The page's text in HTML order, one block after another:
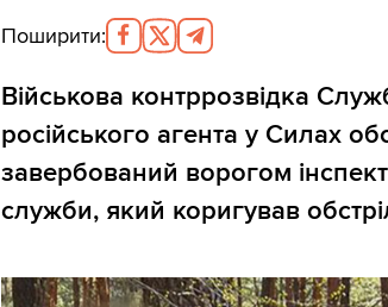
Поширити:
Військова контррозвідка
російського агента у Силах
завербований ворогом
служби, який коригував